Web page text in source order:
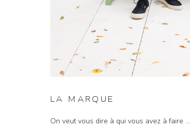
LA MARQUE
On veut vous dire à qui vous avez à faire ...